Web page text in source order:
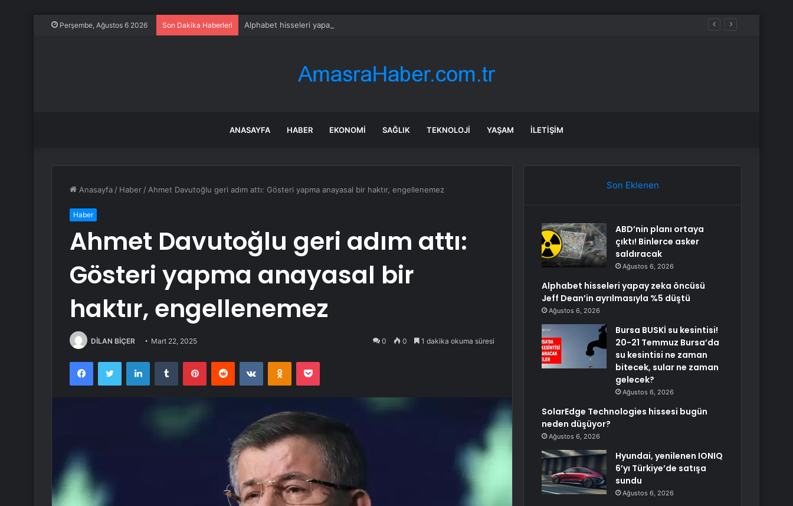
Perşembe, Ağustos 6 2026 Son Dakika Haberleri Alphabet hisseleri yapay zeka öncüsü Jeff Dean’in ayrılmasıyla %5 düştü
ANASAYFA HABER EKONOMI SAĞLIK TEKNOLOJI YAŞAM İLETIŞIM
Anasayfa / Haber / Ahmet Davutoğlu geri adım attı: Gösteri yapma anayasal bir haktır, engellenemez
Haber
Ahmet Davutoğlu geri adım attı:
Gösteri yapma anayasal bir
haktır, engellenemez
DİLAN BİÇER Mart 22, 2025 0 0 1 dakika okuma süresi
FacebookTwitter LinkedInTumblr PinterestReddit VKontakteOdnoklassniki
Pocket
Son Eklenen
ABD’nin planı ortaya
çıktı! Binlerce asker
saldıracak
Ağustos 6, 2026
Alphabet hisseleri yapay zeka öncüsü
Jeff Dean’in ayrılmasıyla %5 düştü
Ağustos 6, 2026
Bursa BUSKİ su kesintisi!
20-21 Temmuz Bursa’da
su kesintisi ne zaman
bitecek, sular ne zaman
gelecek?
Ağustos 6, 2026
SolarEdge Technologies hissesi bugün
neden düşüyor?
Ağustos 6, 2026
Hyundai, yenilenen IONIQ
6’yı Türkiye’de satışa
sundu
Ağustos 6, 2026